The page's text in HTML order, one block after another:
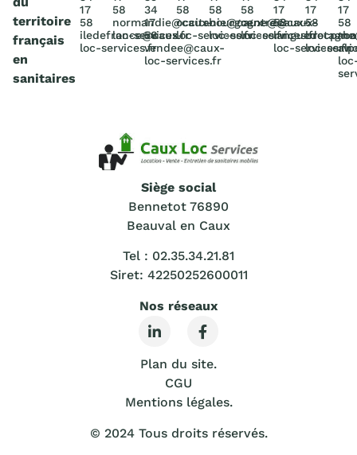
Siège social
Bennetot 76890
Beauval en Caux
Tel : 02.35.34.21.81
Siret: 42250252600011
Nos réseaux
Plan du site.
CGU
Mentions légales.
© 2024 Tous droits réservés.
territoire
français
en
sanitaires
17
58
iledefrance@caux-
loc-services.fr
58
normandie@caux-
loc-services.fr
34
17
58
vendee@caux-
loc-services.fr
58
occitanie@caux-
loc-services.fr
58
bourgogne@caux-
loc-services.fr
58
centre@caux-
loc-services.fr
17
58
loc-services.fr
17
58
loc-
17
58